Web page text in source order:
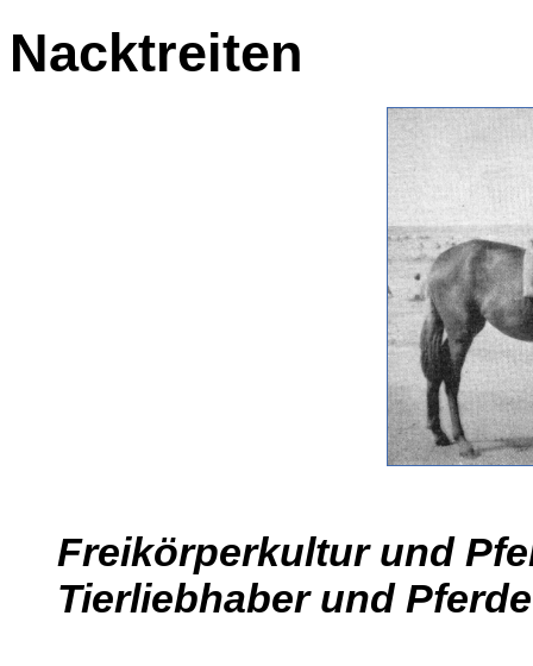
Nacktreiten
Freikörperkultur und
Tierliebhaber und